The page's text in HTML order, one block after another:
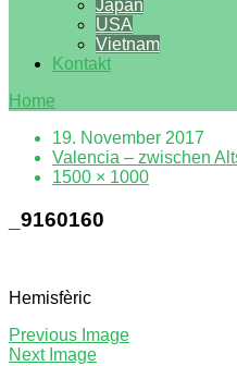
Japan
USA
Vietnam
Kontakt
Home
19. November 2017
Valencia – zwischen
1500 × 1000
_9160160
Hemisfèric
Previous Image
Next Image